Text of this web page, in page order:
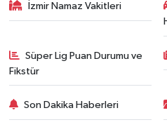
İzmir Namaz Vakitleri
Süper Lig Puan Durumu ve
Fikstür
Son Dakika Haberleri